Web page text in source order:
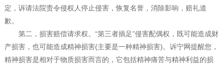
定，诉请法院责令侵权人停止侵害，恢复名誉，消除影响，赔礼道
歉。
第二，损害赔偿请求权。“第三者插足”侵害配偶权，既可能造成财
产损害，也可能造成精神损害(主要是一种精神损害)。诉宁网提醒您，
精神损害是相对于物质损害而言的，它包括精神痛苦与精神利益的损